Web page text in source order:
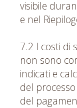
visibile
e nel
7.2 I costi di
non sono
indicati e
del
del